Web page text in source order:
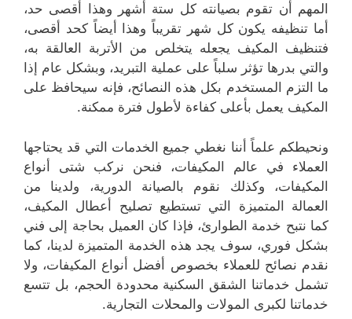
المهم أن تقوم بصيانته كل ستة أشهر وهذا أقصى حد،
أما تنظيفه يكون كل شهر تقريباً وهذا أيضاً كحد أقصى،
فتنظيف المكيف يجعله يتخلص من الأتربة العالقة به،
والتي بدرها تؤثر سلباً على عملية التبريد، وبشكل عام إذا
ما التزم المستخدم بكل هذه النصائح، فإنه سيحافظ على
المكيف يعمل بأعلى كفاءة لأطول فترة ممكنة.
ونحيطكم علماً أننا نغطي جميع الخدمات التي قد يحتاجها
العملاء في عالم المكيفات، فنحن نركب شتى أنواع
المكيفات، وكذلك نقوم بالصيانة الدورية، ولدينا من
العمالة المتميزة التي تستطيع تصليح أعطال المكيف،
كما نتبح خدمة الطوارئ، فإذا كان العميل بحاجة إلى فني
بشكل فوري، سوف يجد هذه الخدمة المتميزة لدينا، كما
نقدم نصائح للعملاء بخصوص أفضل أنواع المكيفات، ولا
تشمل خدماتنا الشقق السكنية محدودة الحجم، بل تتسع
خدماتنا لكبرى المولات والمحلات التجارية.